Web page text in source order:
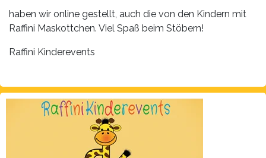
haben wir online gestellt, auch die von den Kindern mit
Raffini Maskottchen. Viel Spaß beim Stöbern!
Raffini Kinderevents